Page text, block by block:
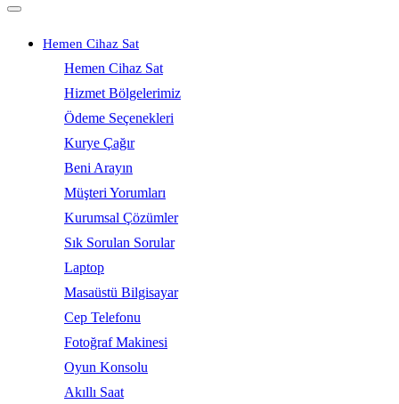
Hemen Cihaz Sat
Hemen Cihaz Sat
Hizmet Bölgelerimiz
Ödeme Seçenekleri
Kurye Çağır
Beni Arayın
Müşteri Yorumları
Kurumsal Çözümler
Sık Sorulan Sorular
Laptop
Masaüstü Bilgisayar
Cep Telefonu
Fotoğraf Makinesi
Oyun Konsolu
Akıllı Saat